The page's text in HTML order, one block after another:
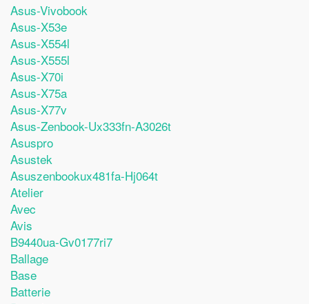
Asus-Vivobook
Asus-X53e
Asus-X554l
Asus-X555l
Asus-X70i
Asus-X75a
Asus-X77v
Asus-Zenbook-Ux333fn-A3026t
Asuspro
Asustek
Asuszenbookux481fa-Hj064t
Atelier
Avec
Avis
B9440ua-Gv0177ri7
Ballage
Base
Batterie